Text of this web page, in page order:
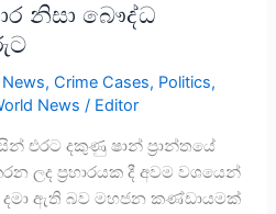
නිසා බෞද්ධ
,Crime Cases, Politics,
News / Editor
එරට දකුණු ෂාන් ප්‍රාන්තයේ
ලද ප්‍රහාරයක දී අවම වශයෙන්
දමා ඇති බව මහජන කණ්ඩායමක්